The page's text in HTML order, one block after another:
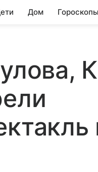
Дом Гороскопы